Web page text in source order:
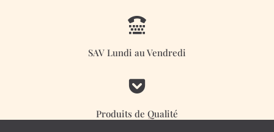

SAV Lundi au Vendredi

Produits de Qualité